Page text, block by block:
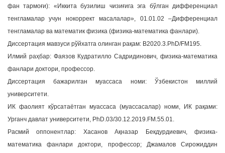
a
t
i
o
n
фан тармоғи): «Иккита бузилиш чизиғига эга бўлган дифференциал
тенгламалар учун нокоррект масалалар», 01.01.02 –Дифференциал
тенгламалар ва математик физика (физика-математика фанлари).
Диссертация мавзуси рўйхатга олинган рақам: В2020.3.PhD/FM195.
Илмий раҳбар: Фаязов Кудратилло Садридинович, физика-математика
фанлари доктори, профессор.
Диссертация бажарилган муассаса номи: Ўзбекистон миллий
университети.
ИК фаолият кўрсатаётган муассаса (муассасалар) номи, ИК рақами:
Урганч давлат университети, PhD.03/30.12.2019.FM.55.01.
Расмий оппонентлар: Хасанов Ақназар Бекдурдиевич, физика-
математика фанлари доктори, профессор; Джамалов Сирожиддин